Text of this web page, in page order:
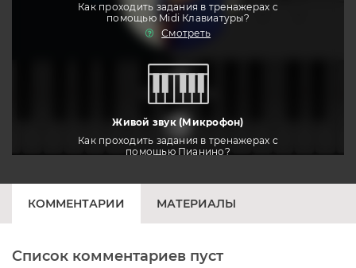
Как проходить задания в тренажерах с
помощью Midi Клавиатуры?
Смотреть
Живой звук (Микрофон)
Как проходить задания в тренажерах с
помощью Пианино?
Печатная клавиатура
тренировать
КОММЕНТАРИИ МАТЕРИАЛЫ
Список комментариев пуст